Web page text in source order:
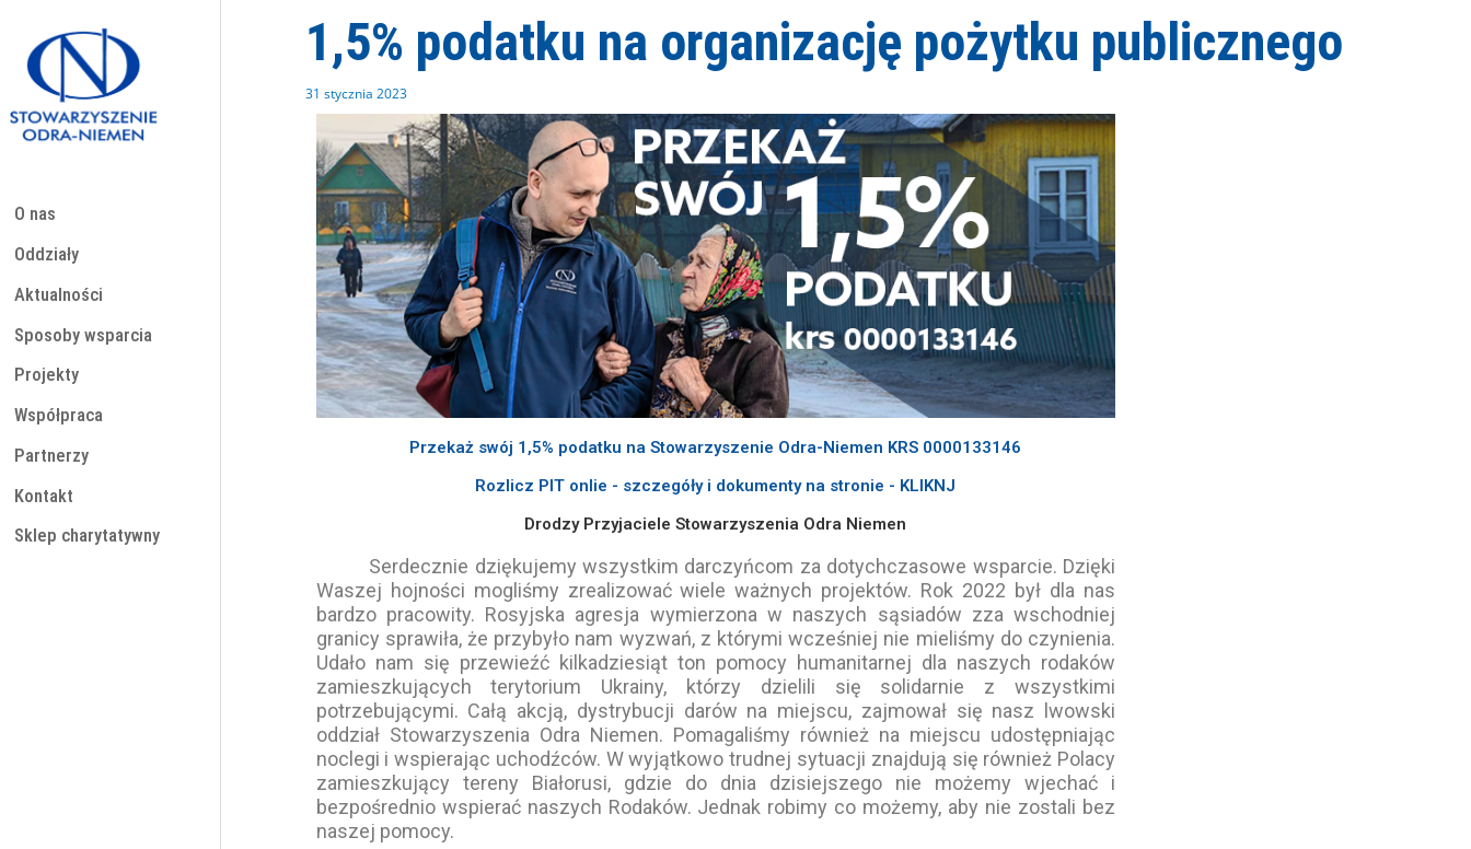
treści
O nas
Oddziały
Aktualności
Sposoby wsparcia
Projekty
Współpraca
Partnerzy
Kontakt
Sklep charytatywny
1,5% podatku na organizację pożytku publicznego
31 stycznia 2023
Przekaż swój 1,5% podatku na Stowarzyszenie Odra-Niemen KRS 0000133146
Rozlicz PIT onlie - szczegóły i dokumenty na stronie - KLIKNJ
Drodzy Przyjaciele Stowarzyszenia Odra Niemen
Serdecznie dziękujemy wszystkim darczyńcom za dotychczasowe wsparcie. Dzięki
Waszej hojności mogliśmy zrealizować wiele ważnych projektów. Rok 2022 był dla nas
bardzo pracowity. Rosyjska agresja wymierzona w naszych sąsiadów zza wschodniej
granicy sprawiła, że przybyło nam wyzwań, z którymi wcześniej nie mieliśmy do czynienia.
Udało nam się przewieźć kilkadziesiąt ton pomocy humanitarnej dla naszych rodaków
zamieszkujących terytorium Ukrainy, którzy dzielili się solidarnie z wszystkimi
potrzebującymi. Całą akcją, dystrybucji darów na miejscu, zajmował się nasz lwowski
oddział Stowarzyszenia Odra Niemen. Pomagaliśmy również na miejscu udostępniając
noclegi i wspierając uchodźców. W wyjątkowo trudnej sytuacji znajdują się również Polacy
zamieszkujący tereny Białorusi, gdzie do dnia dzisiejszego nie możemy wjechać i
bezpośrednio wspierać naszych Rodaków. Jednak robimy co możemy, aby nie zostali bez
naszej pomocy.